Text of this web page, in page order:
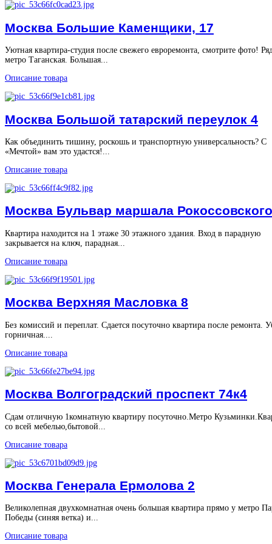
Москва Большие Каменщики, 17
Уютная квартира-студия после свежего евроремонта, смотрите фото!
метро Таганская. Большая...
Описание товара
Москва Большой татарский переулок 4
Как объединить тишину, роскошь и транспортную универсальность? С
«Мечтой» вам это удастся!...
Описание товара
Москва Бульвар маршала
Квартира находится на 1 этаже 30 этажного здания. Вход в парадную
закрывается на ключ, парадная...
Описание товара
Москва Верхняя Масловка 8
Без комиссий и переплат. Сдается посуточно квартира после ремонта.
горничная....
Описание товара
Москва Волгоградский проспект 74к4
Сдам отличную 1комнатную квартиру посуточно.Метро
со всей мебелью,бытовой...
Описание товара
Москва Генерала Ермолова 2
Великолепная двухкомнатная очень большая квартира прямо у метро
Победы (синяя ветка) и...
Описание товара